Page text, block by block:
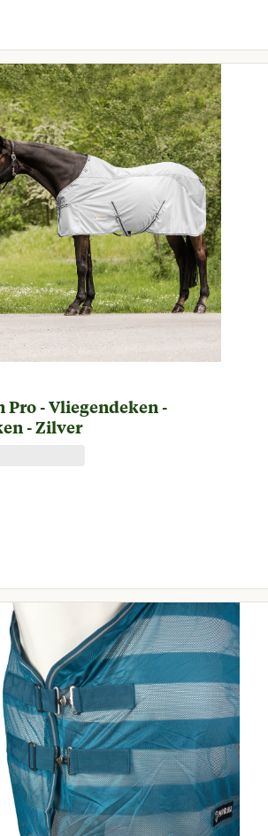
prijs € 59,95
Pro - Vliegendeken -
- Zilver
prijs € 59,95